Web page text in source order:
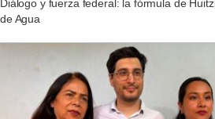
Diálogo y fuerza federal: la fórmula de
de Agua